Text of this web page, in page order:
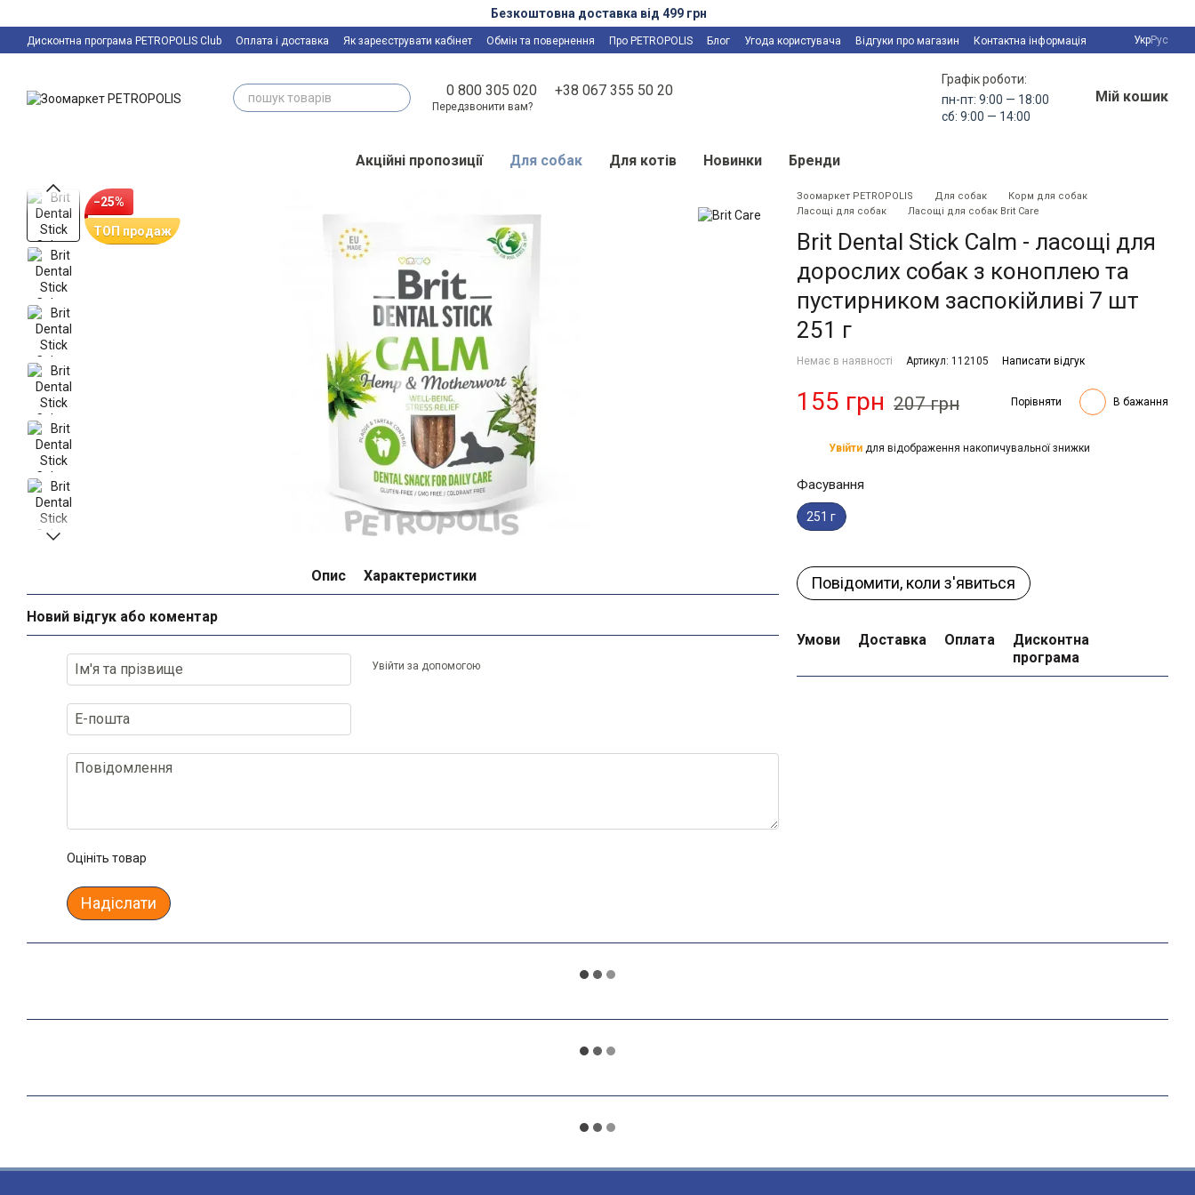
Безкоштовна доставка від 499 грн
Дисконтна програма PETROPOLIS Club Оплата і доставка Як зареєструвати кабінет Обмін та повернення Про PETROPOLIS Блог Угода користувача Відгуки про магазин Контактна інформація УкрРус
0 800 305 020 +38 067 355 50 20
Передзвонити вам?
Графік роботи:
пн-пт: 9:00 — 18:00
сб: 9:00 — 14:00
Мій кошик
Акційні пропозиції Для собак Для котів Новинки Бренди
−25%
ТОП продаж
Опис Характеристики
Новий відгук або коментар
Увійти за допомогою
Оцініть товар
Надіслати
Зоомаркет PETROPOLIS Для собак
Корм для собак
Ласощі для собак
Ласощі для собак Brit Care
Brit Dental Stick Calm - ласощі для
дорослих собак з коноплею та
пустирником заспокійливі 7 шт
251 г
Немає в наявності Артикул: 112105 Написати відгук
155 грн 207 грн Порівняти В бажання
Увійти для відображення накопичувальної знижки
Фасування
251 г
Повідомити, коли з'явиться
Умови Доставка Оплата
Дисконтна
програма